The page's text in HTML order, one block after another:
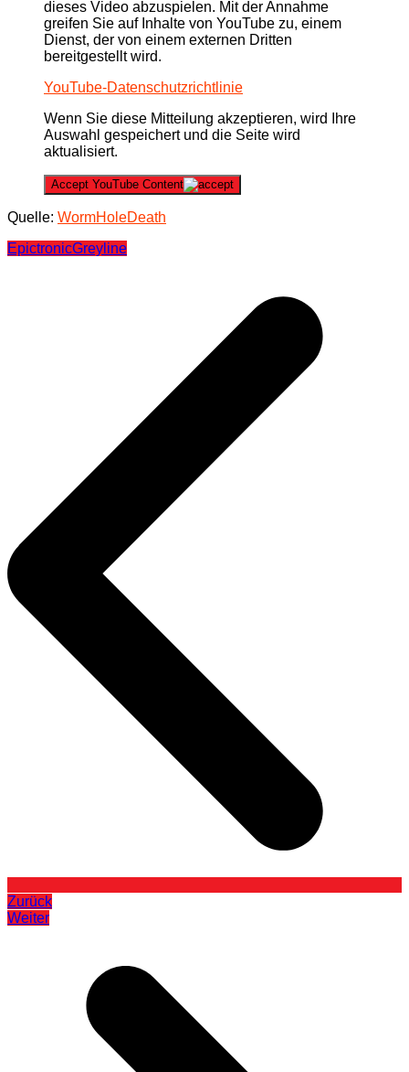
dieses Video abzuspielen. Mit der Annahme
greifen Sie auf Inhalte von YouTube zu, einem
Dienst, der von einem externen Dritten
bereitgestellt wird.
YouTube-Datenschutzrichtlinie
Wenn Sie diese Mitteilung akzeptieren, wird Ihre
Auswahl gespeichert und die Seite wird
aktualisiert.
Accept YouTube Content
Quelle: WormHoleDeath
EpictronicGreyline
Zurück
Weiter